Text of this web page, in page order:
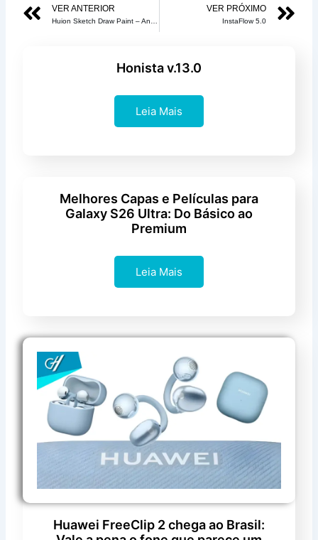
de
Anterior
VER ANTERIOR VER PRÓXIMO
InstaFlow 5.0
Honista v.13.0
Leia Mais
Melhores Capas e Películas para
Galaxy S26 Ultra: Do Básico ao
Premium
Leia Mais
Huawei FreeClip 2 chega ao Brasil: